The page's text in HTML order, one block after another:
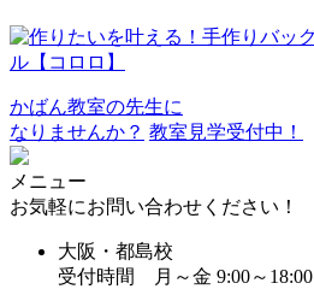
かばん教室の先生に
なりませんか？ 教室見学受付中！
メニュー
お気軽にお問い合わせください！
大阪・都島校
受付時間 月～金 9:00～18:00